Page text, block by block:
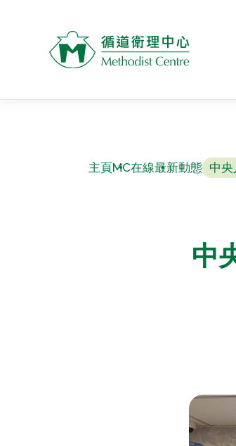
主頁MC在線最新動態 中
中